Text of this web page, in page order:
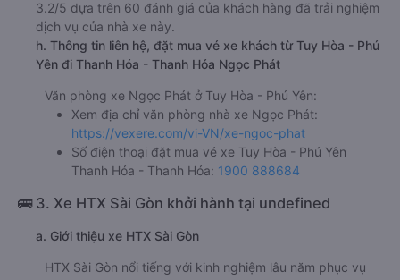
c. Lộ trình, giờ khởi hành và giờ kết thúc của xe khách
Giờ xuất phát ở Tuy Hòa - Phú Yên: 07:50
Giờ đến nơi ở Thanh Hóa - Thanh Hóa: 03:50
Thời gian chạy từ Tuy Hòa - Phú Yên đi Thanh Hóa -
Thanh Hóa của nhà xe
Ngọc Phát khoảng: 20 giờ
d. Các điểm đón khách của nhà xe Ngọc Phát